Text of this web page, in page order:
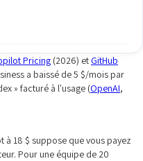
Pricing (2026) et GitHub
a baissé de 5 $/mois par
» facturé à l'usage (OpenAI,
18 $ suppose que vous payez
Pour une équipe de 20